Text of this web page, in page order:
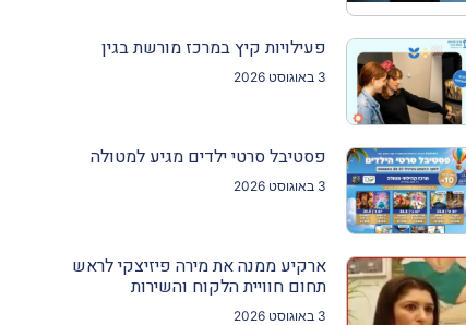
פעילויות קיץ במרכז מורשת בגין
3 באוגוסט 2026
פסטיבל סרטי ילדים מגיע למטולה
3 באוגוסט 2026
ארקיע ממנה את מירה פיזיצקי לראש
תחום חוויית הלקוח והשירות
3 באוגוסט 2026